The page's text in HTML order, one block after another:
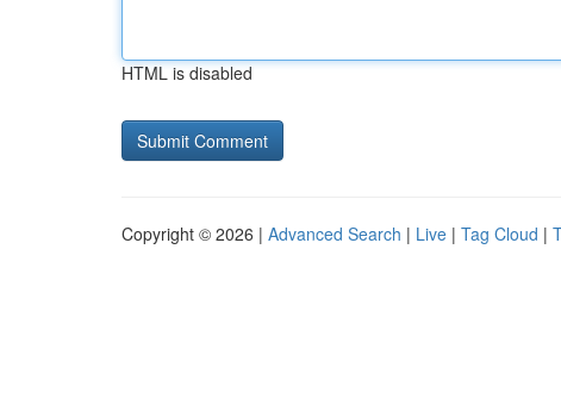
HTML is disabled
Copyright © 2026 | Advanced Search | Live | Tag Cloud |